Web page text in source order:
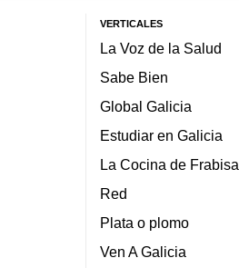
VERTICALES
La Voz de la Salud
Sabe Bien
Global Galicia
Estudiar en Galicia
La Cocina de Frabisa
Red
Plata o plomo
Ven A Galicia